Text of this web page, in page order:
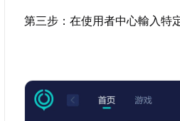
第三步：在使用者中心輸入特